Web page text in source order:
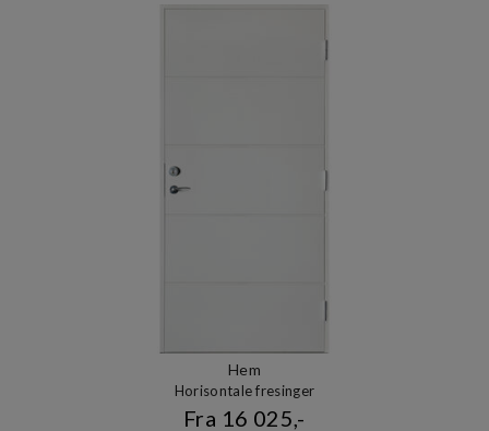
Hem
Horisontale fresinger
Fra 16 025,-